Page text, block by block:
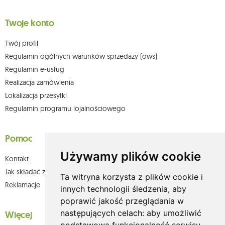
Używamy plików cookie
Ta witryna korzysta z plików cookie i
innych technologii śledzenia, aby
poprawić jakość przeglądania w
następujących celach: aby umożliwić
Twoje konto
Twój profil
Regulamin ogólnych warunków sprzedaży (ows)
Regulamin e-usług
Realizacja zamówienia
Lokalizacja przesyłki
Regulamin programu lojalnościowego
Pomoc
Kontakt
Jak składać zamówienia w sklepie olium.pl?
Reklamacje
Więcej